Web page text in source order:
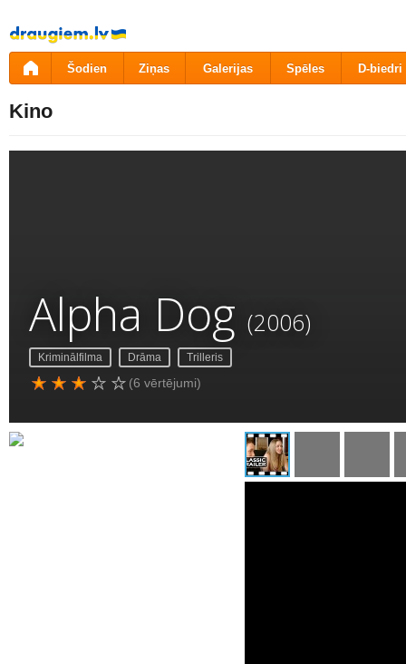
Pāriet
uz
saturu
Šodien Ziņas Galerijas Spēles D-biedri
Kino
Alpha Dog (2006)
Kriminālfilma Drāma Trilleris
(6 vērtējumi)